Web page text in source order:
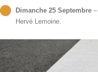
Dimanche 25 Septembre
Hervé Lemoine.